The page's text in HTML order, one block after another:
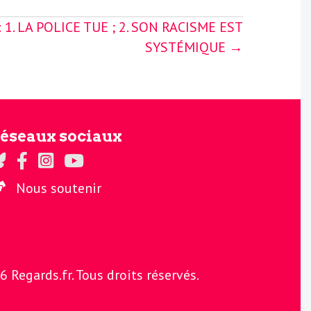
LA POLICE TUE ; 2. SON RACISME EST
SYSTÉMIQUE →
sociaux
sur Twitter
Regards sur Facebook
Regards sur Instagram
La chaine Regards sur Youtube
Nous soutenir
Regards.fr. Tous droits réservés.